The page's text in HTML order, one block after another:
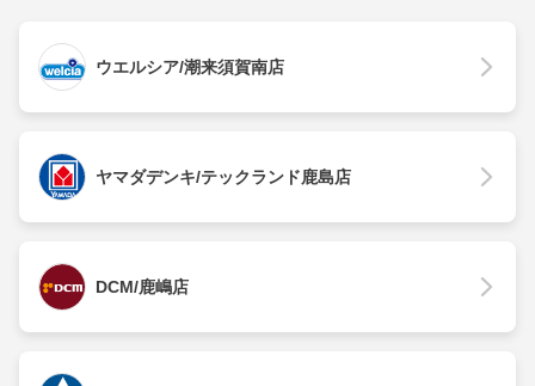
ウエルシア/潮来須賀南店
ヤマダデンキ/テックランド鹿島店
DCM/鹿嶋店